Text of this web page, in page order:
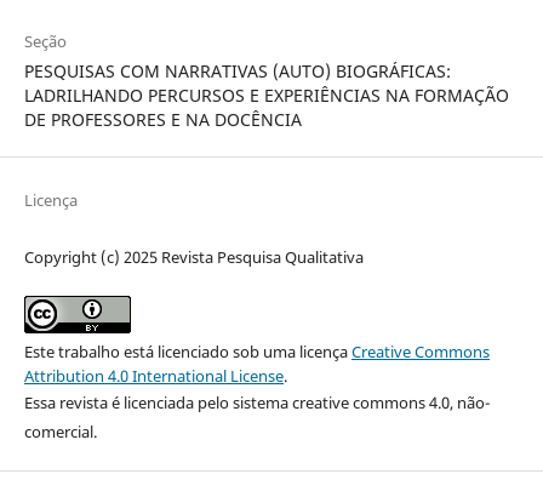
Seção
PESQUISAS COM NARRATIVAS (AUTO) BIOGRÁFICAS:
LADRILHANDO PERCURSOS E EXPERIÊNCIAS NA FORMAÇÃO
DE PROFESSORES E NA DOCÊNCIA
Licença
Copyright (c) 2025 Revista Pesquisa Qualitativa
Este trabalho está licenciado sob uma licençaCreative Commons
Attribution 4.0 International License.
Essa revista é licenciada pelo sistema creative commons 4.0, não-
comercial.